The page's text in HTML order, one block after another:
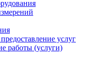
услуг
работы (услуги)